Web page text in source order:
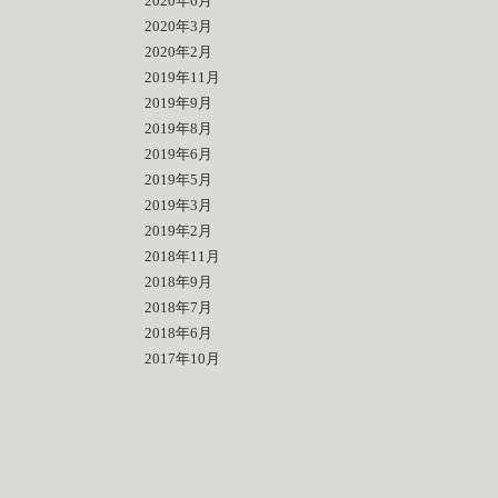
2020年3月
2020年2月
2019年11月
2019年9月
2019年8月
2019年6月
2019年5月
2019年3月
2019年2月
2018年11月
2018年9月
2018年7月
2018年6月
2017年10月